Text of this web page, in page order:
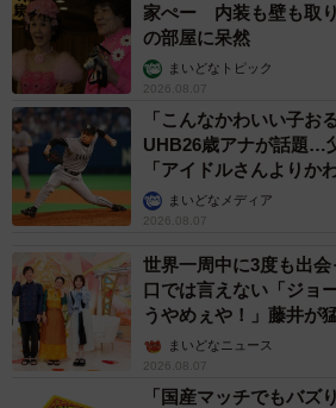
家ぺー 内装も壁も取
の部屋に呆然
まいどなトピック
2026.08.07
「こんなかわいい子お
UHB26歳アナが話題…
「アイドルさんよりか
か」まいどなメディア
2026.08.07
世界一周中に3度も出
口では言えない「ジョ
うやめぇや！」藤井が
ん】まいどなニュース
2026.08.07
「国産マッチでもバズ